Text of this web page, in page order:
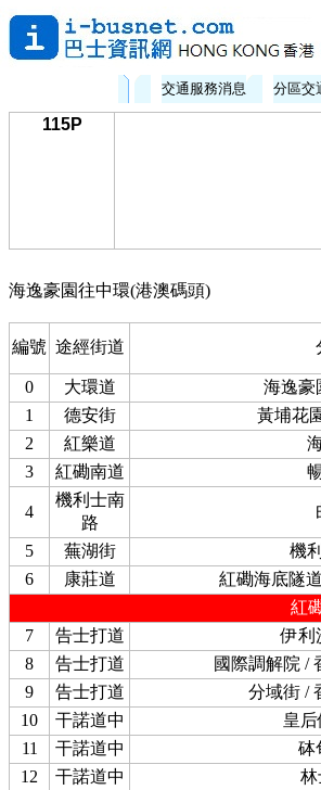
交通服務消息 分區交
115P
海逸豪園往中環(港澳碼頭)
編號 途經街道
0 大環道
海逸豪
1
德安街
黃埔花
2
紅樂道
3
紅磡南道
4
機利士南
路
5 蕪湖街
機
6
康莊道
紅磡海底隧
紅
7
告士打道
伊利
8
告士打道
國際調解院 /
9
告士打道
分域街 /
10
干諾道中
皇
11
干諾道中
砵
12
干諾道中
林